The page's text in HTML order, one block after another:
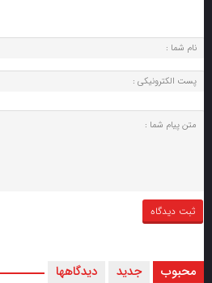
محبوب جدید دیدگاهها